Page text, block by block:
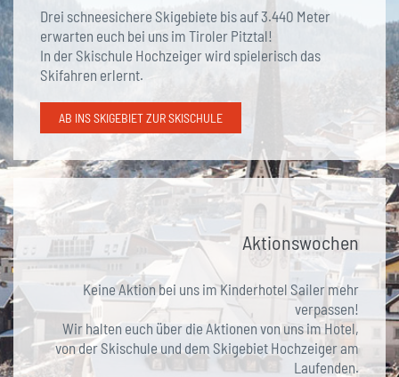
Drei schneesichere Skigebiete bis auf 3.440 Meter
erwarten euch bei uns im Tiroler Pitztal!
In der Skischule Hochzeiger wird spielerisch das
Skifahren erlernt.
AB INS SKIGEBIET ZUR SKISCHULE
Aktionswochen
Keine Aktion bei uns im Kinderhotel Sailer mehr
verpassen!
Wir halten euch über die Aktionen von uns im Hotel,
von der Skischule und dem Skigebiet Hochzeiger am
Laufenden.